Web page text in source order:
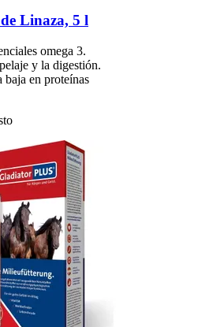
Linaza, 5 l
omega 3.
y la digestión.
baja en proteínas